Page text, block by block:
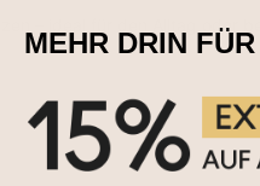
– ideal für den Alltag oder
MEHR DRIN